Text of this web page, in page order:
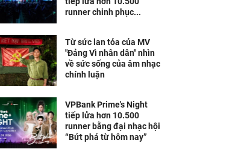
runner chinh phục...
Từ sức lan tỏa của MV
"Đảng Vì nhân dân" nhìn
về sức sống của âm nhạc
chính luận
VPBank Prime's Night
tiếp lửa hơn 10.500
runner bằng đại nhạc hội
“Bứt phá từ hôm nay”